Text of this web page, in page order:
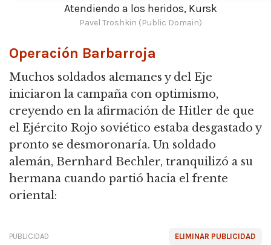
Atendiendo a los heridos, Kursk
Pavel Troshkin (Public Domain)
Operación Barbarroja
Muchos soldados alemanes y del Eje
iniciaron la campaña con optimismo,
creyendo en la afirmación de Hitler de que
el Ejército Rojo soviético estaba desgastado y
pronto se desmoronaría. Un soldado
alemán, Bernhard Bechler, tranquilizó a su
hermana cuando partió hacia el frente
oriental:
ELIMINAR PUBLICIDAD
PUBLICIDAD